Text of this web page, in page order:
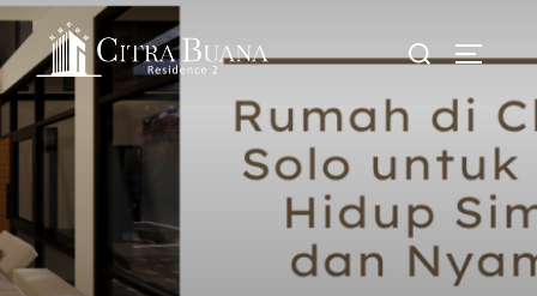
Skip
to
content
Search